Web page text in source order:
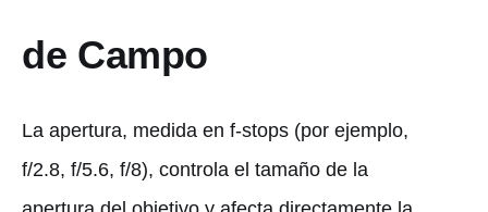
de Campo
La apertura, medida en f-stops (por ejemplo,
f/2.8, f/5.6, f/8), controla el tamaño de la